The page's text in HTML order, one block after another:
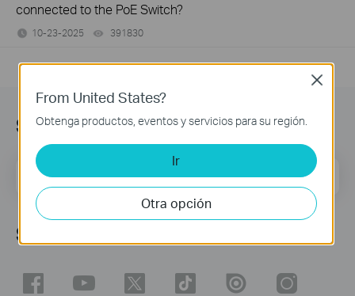
connected to the PoE Switch?
10-23-2025 391830
Suscripción
Dirección de correo Regístrate
Síguenos
From United States?
Obtenga productos, eventos y servicios para su región.
Ir
Otra opción
Close